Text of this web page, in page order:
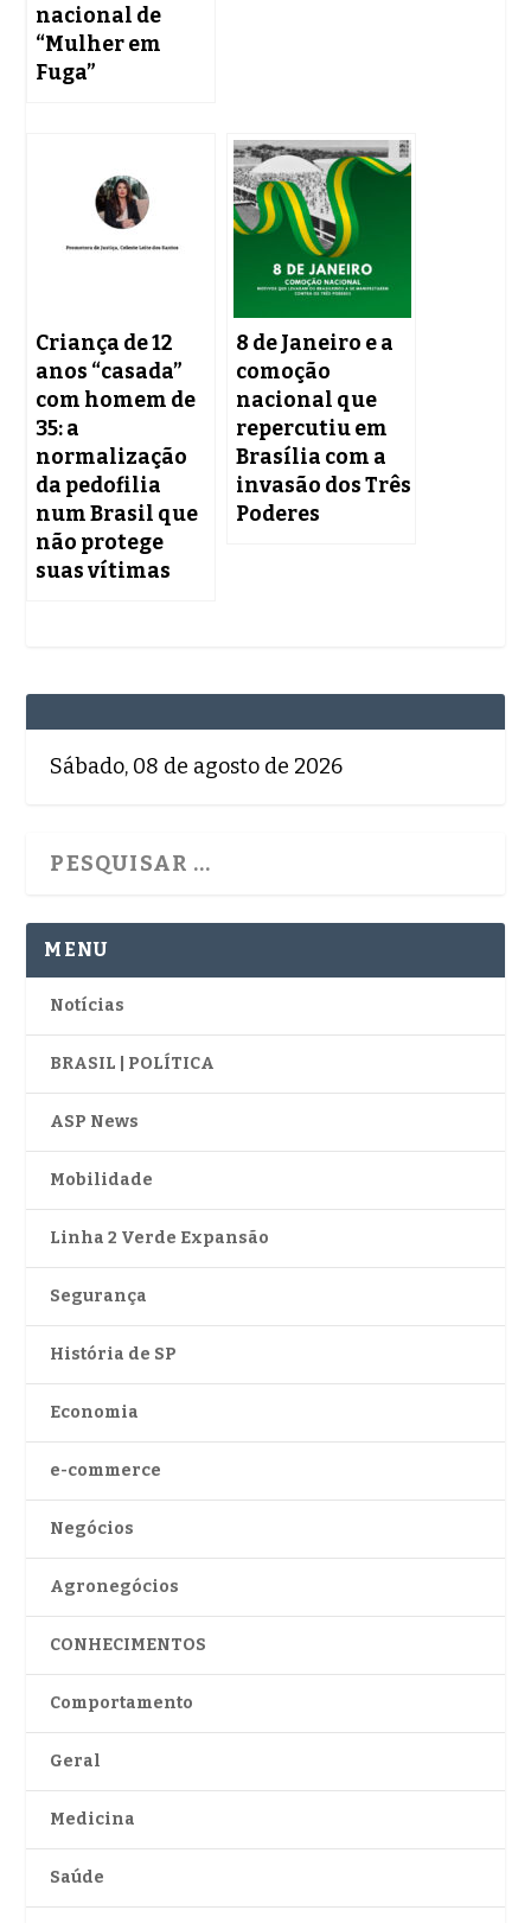
nacional de
“Mulher em
Fuga”
Criança de 12
anos “casada”
com homem de
35: a
normalização
da pedofilia
num Brasil que
não protege
suas vítimas
8 de Janeiro e a
comoção
nacional que
repercutiu em
Brasília com a
invasão dos Três
Poderes
Sábado, 08 de agosto de 2026
MENU
Notícias
BRASIL | POLÍTICA
ASP News
Mobilidade
Linha 2 Verde Expansão
Segurança
História de SP
Economia
e-commerce
Negócios
Agronegócios
CONHECIMENTOS
Comportamento
Geral
Medicina
Saúde